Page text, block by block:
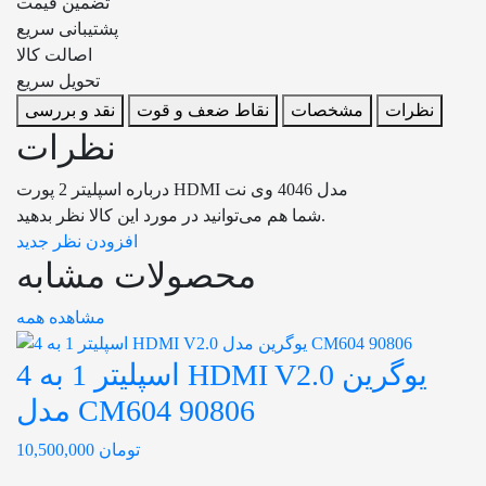
پشتیبانی سریع
اصالت کالا
تحویل سریع
نقد و بررسی
نقاط ضعف و قوت مشخصات نظرات
نظرات
درباره اسپلیتر 2 پورت HDMI مدل 4046 وی نت
شما هم می‌توانید در مورد این کالا نظر بدهید.
افزودن نظر جدید
محصولات مشابه
مشاهده همه
اسپلیتر 1 به 4 HDMI V2.0 یوگرین
مدل CM604 90806
10,500,000 تومان